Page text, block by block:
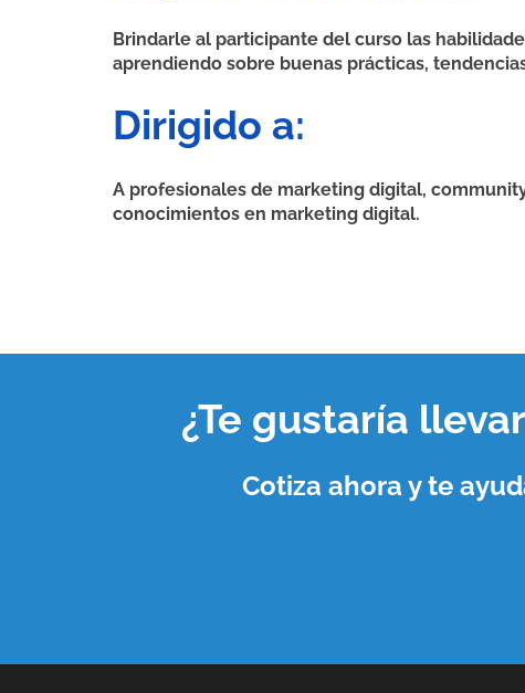
Brindarle al participante del curso las
aprendiendo sobre buenas prácticas,
Dirigido a:
A profesionales de marketing digital,
conocimientos en marketing digital.
¿Te gustaría
Cotiza ahora y te